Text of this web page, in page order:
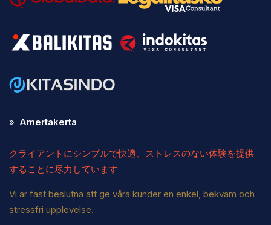
» Amertakerta
クライアントにシンプルで快適、ストレスのない体験を提供
することに尽力しています
Vi är fast beslutna att ge våra kunder en enkel, bekväm och
stressfri upplevelse.